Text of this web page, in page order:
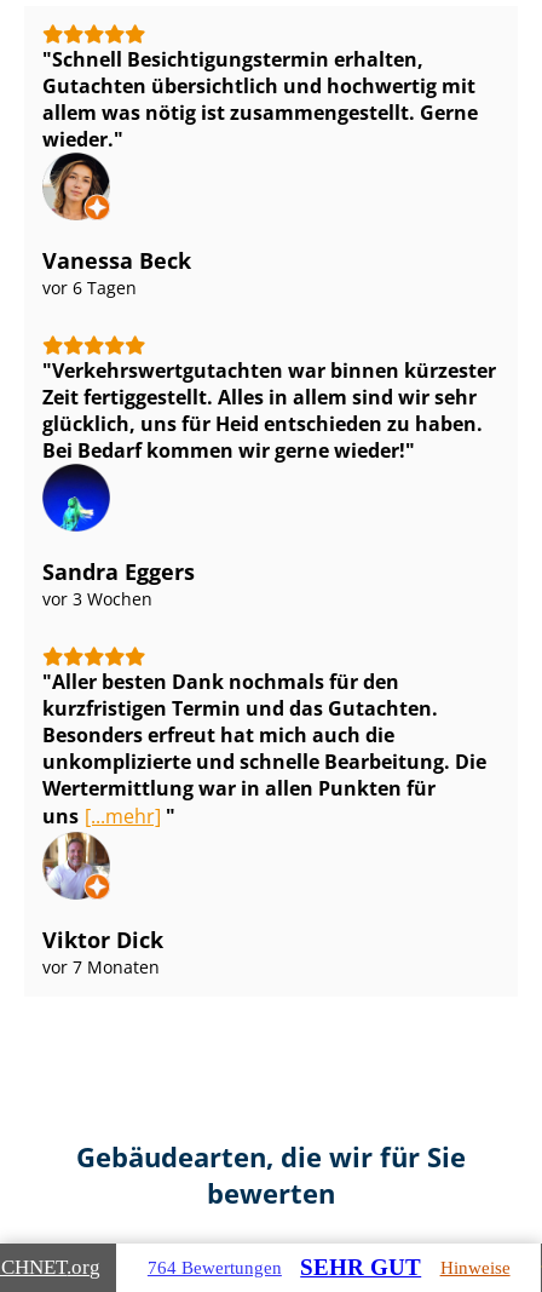
Schnell Be­sich­ti­gungs­ter­min erhalten,
Gutachten übersichtlich und hochwertig mit
allem was nötig ist zu­sam­men­ge­stellt. Gerne
wieder.
Vanessa Beck
vor 6 Tagen
Ver­kehrs­wert­gut­ach­ten war binnen kürzester
Zeit fertiggestellt. Alles in allem sind wir sehr
glücklich, uns für Heid entschieden zu haben.
Bei Bedarf kommen wir gerne wieder!
Sandra Eggers
vor 3 Wochen
Aller besten Dank nochmals für den
kurzfristigen Termin und das Gutachten.
Besonders erfreut hat mich auch die
unkomplizierte und schnelle Bearbeitung. Die
Wertermittlung war in allen Punkten für
uns [...mehr]
Viktor Dick
vor 7 Monaten
Gebäudearten, die wir für Sie
bewerten
.org 764 Bewertungen SEHR GUT Hinweise